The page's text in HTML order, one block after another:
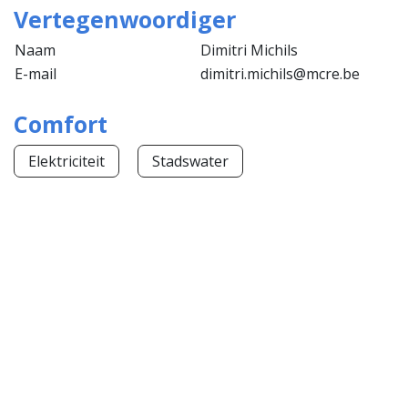
Vertegenwoordiger
Naam
Dimitri Michils
E-mail
dimitri.michils@mcre.be
Comfort
Elektriciteit Stadswater